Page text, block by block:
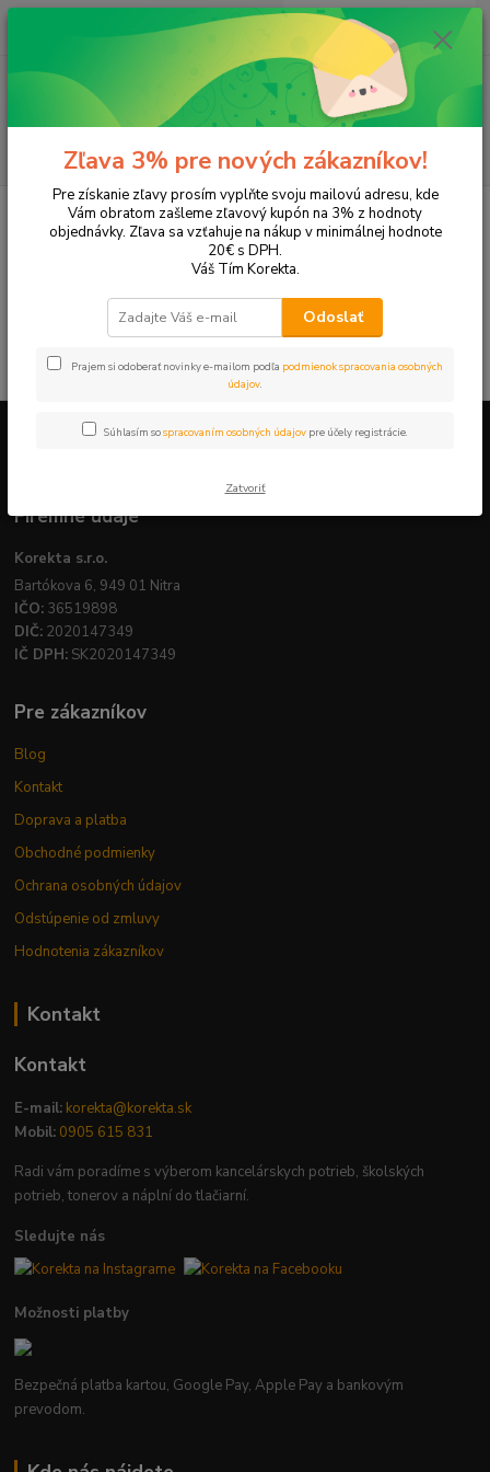
Hľadať
ks
za 0,00 EUR
Tonery a náplne do tlačiarní LEXMARK Z600
V tejto kategórii nebol nájdený žiadny tovar.
Firemné údaje
Korekta s.r.o.
Bartókova 6, 949 01 Nitra
IČO: 36519898
DIČ: 2020147349
IČ DPH: SK2020147349
Pre zákazníkov
Blog
Kontakt
Doprava a platba
Obchodné podmienky
Ochrana osobných údajov
Odstúpenie od zmluvy
Hodnotenia zákazníkov
Kontakt
Kontakt
E-mail: korekta@korekta.sk
Mobil: 0905 615 831
Radi vám poradíme s výberom kancelárskych potrieb, školských
potrieb, tonerov a náplní do tlačiarní.
Sledujte nás
Možnosti platby
Bezpečná platba kartou, Google Pay, Apple Pay a bankovým
prevodom.
Zľava 3% pre nových zákazníkov!
Pre získanie zľavy prosím vyplňte svoju mailovú adresu, kde
Vám obratom zašleme zľavový kupón na 3% z hodnoty
objednávky. Zľava sa vzťahuje na nákup v minimálnej hodnote
20€ s DPH.
Váš Tím Korekta.
Odoslať
Prajem si odoberať novinky e-mailom podľa podmienok spracovania osobných
údajov.
Súhlasím sospracovaním osobných údajov pre účely registrácie.
Zatvoriť